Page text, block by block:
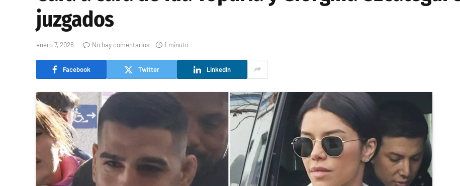
juzgados
enero 7, 2026 No hay comentarios 1 minuto
Facebook Twitter LinkedIn